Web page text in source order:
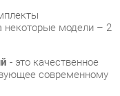
приобретением, и
нашим